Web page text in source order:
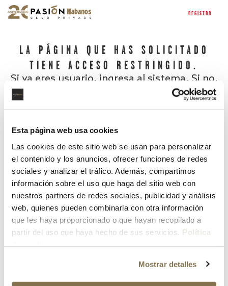
Esta página web usa cookies
Las cookies de este sitio web se usan para personalizar
el contenido y los anuncios, ofrecer funciones de redes
sociales y analizar el tráfico. Además, compartimos
información sobre el uso que haga del sitio web con
nuestros partners de redes sociales, publicidad y análisis
web, quienes pueden combinarla con otra información
que les haya proporcionado o que hayan recopilado a
partir del uso que haya hecho de sus servicios. Política
Mostrar detalles
REGISTRO
LA PÁGINA QUE HAS SOLICITADO
TIENE ACCESO RESTRINGIDO.
Si ya eres usuario, ingresa al sistema. Si no,
¿Has olvidado tu contraseña?